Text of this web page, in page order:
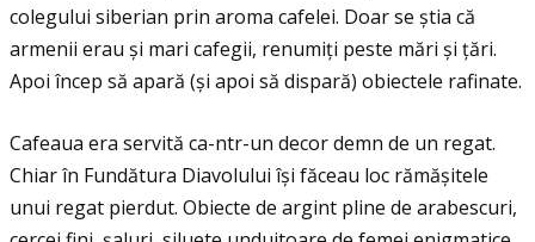
colegului siberian prin aroma cafelei. Doar se știa că
armenii erau și mari cafegii, renumiţi peste mări și ţări.
Apoi încep să apară (și apoi să dispară) obiectele rafinate.
Cafeaua era servită ca-ntr-un decor demn de un regat.
Chiar în Fundătura Diavolului își făceau loc rămășitele
unui regat pierdut. Obiecte de argint pline de arabescuri,